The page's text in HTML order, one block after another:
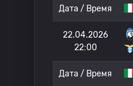
Дата / Время
22.04.2026
22:00
Дата / Время